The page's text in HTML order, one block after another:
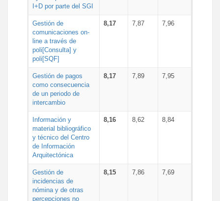
I+D por parte del SGI
Gestión de
comunicaciones on-
line a través de
poli[Consulta] y
poli[SQF]
8,17 7,87 7,96
Gestión de pagos
como consecuencia
de un periodo de
intercambio
8,17 7,89 7,95
Información y
material bibliográfico
y técnico del Centro
de Información
Arquitectónica
8,16 8,62 8,84
Gestión de
incidencias de
nómina y de otras
percepciones no
8,15 7,86 7,69